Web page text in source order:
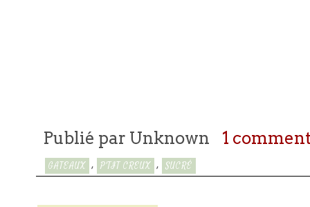
Publié par Unknown 1
GATEAUX , P'TIT CREUX , SUCRÉ